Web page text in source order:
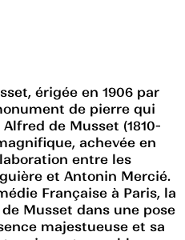
érigée en 1906 par
de pierre qui
de Musset (1810-
achevée en
entre les
et Antonin Mercié.
Française à Paris, la
Musset dans une pose
majestueuse et sa